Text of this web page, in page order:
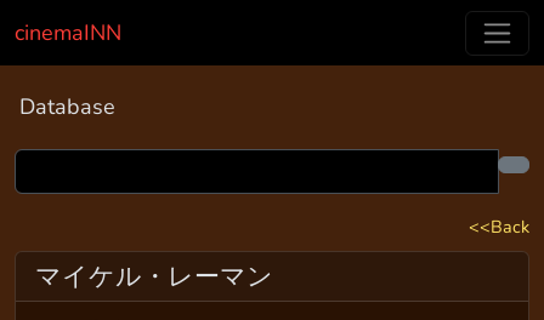
cinemaINN
Database
<<Back
マイケル・レーマン